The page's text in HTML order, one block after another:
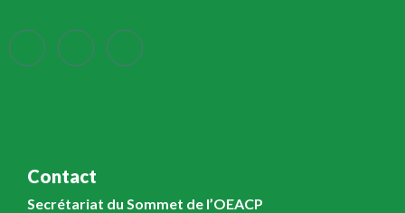
Contact
Secrétariat du Sommet de l’OEACP